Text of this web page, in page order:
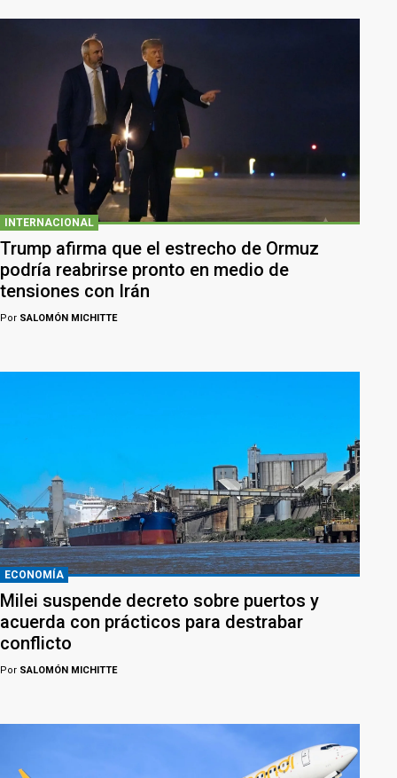
INTERNACIONAL
Trump afirma que el estrecho de Ormuz
podría reabrirse pronto en medio de
tensiones con Irán
Por SALOMÓN MICHITTE
ECONOMÍA
Milei suspende decreto sobre puertos y
acuerda con prácticos para destrabar
conflicto
Por SALOMÓN MICHITTE